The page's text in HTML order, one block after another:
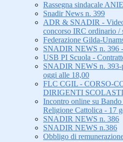
Rassegna sindacale
Snadir News n. 399
ADR & SNADIR -
concorso IRC ordinario /
Federazione Gilda-
SNADIR NEWS n. 396
USB PI Scuola -
SNADIR NEWS n. 393-
oggi alle 18,00
FLC CGIL - CORSO-
DIRIGENTI
Incontro online su
Religione Cattolica - 17
SNADIR NEWS n. 386
SNADIR NEWS n.386
Obbligo di